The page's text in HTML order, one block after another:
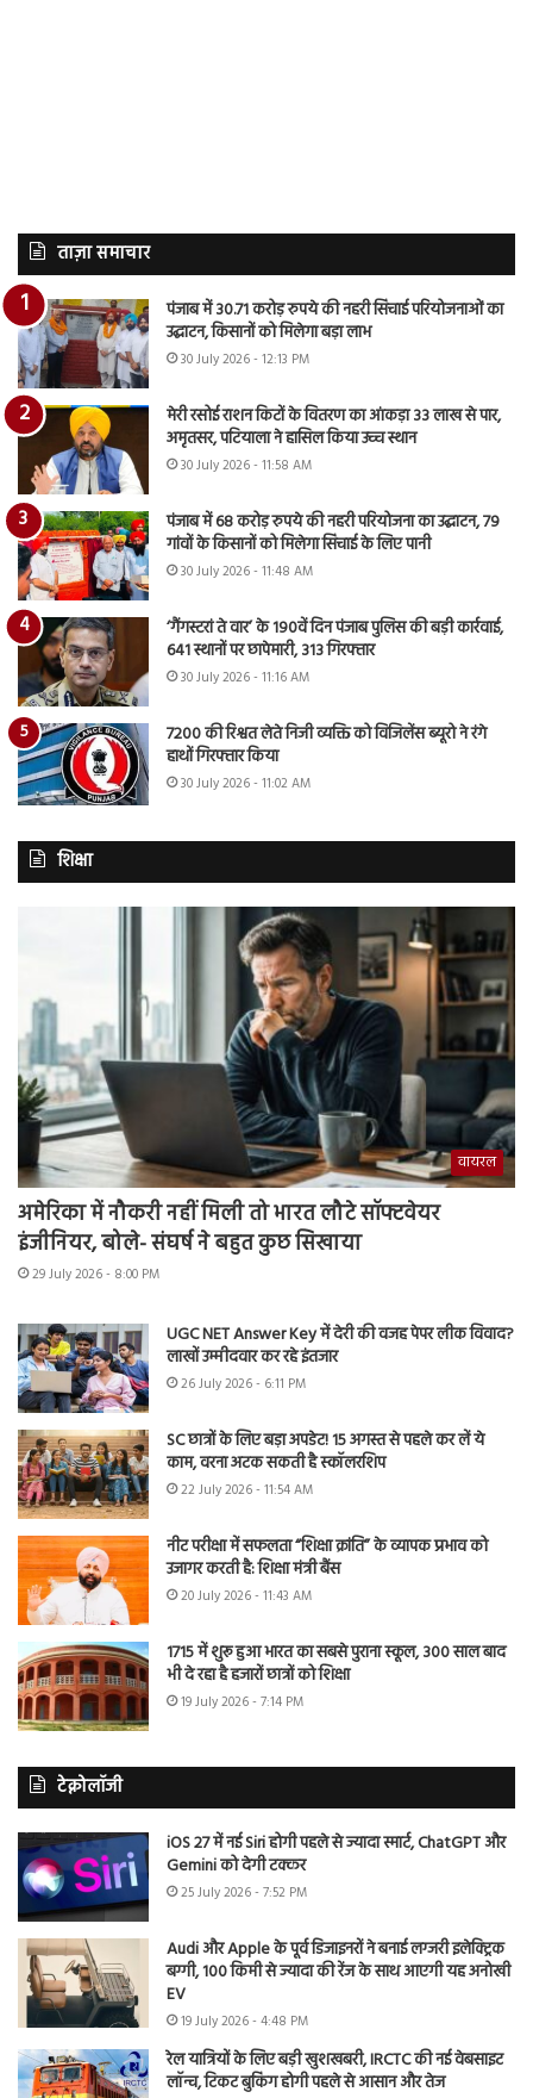
ताज़ा समाचार
पंजाब में 30.71 करोड़ रुपये की नहरी सिंचाई परियोजनाओं का
उद्घाटन, किसानों को मिलेगा बड़ा लाभ
30 July 2026 - 12:13 PM
मेरी रसोई राशन किटों के वितरण का आंकड़ा 33 लाख से पार,
अमृतसर, पटियाला ने हासिल किया उच्च स्थान
30 July 2026 - 11:58 AM
पंजाब में 68 करोड़ रुपये की नहरी परियोजना का उद्घाटन, 79
गांवों के किसानों को मिलेगा सिंचाई के लिए पानी
30 July 2026 - 11:48 AM
‘गैंगस्टरां ते वार’ के 190वें दिन पंजाब पुलिस की बड़ी कार्रवाई,
641 स्थानों पर छापेमारी, 313 गिरफ्तार
30 July 2026 - 11:16 AM
7200 की रिश्वत लेते निजी व्यक्ति को विजिलेंस ब्यूरो ने रंगे
हाथों गिरफ्तार किया
30 July 2026 - 11:02 AM
शिक्षा
वायरल
अमेरिका में नौकरी नहीं मिली तो भारत लौटे सॉफ्टवेयर
इंजीनियर, बोले- संघर्ष ने बहुत कुछ सिखाया
29 July 2026 - 8:00 PM
UGC NET Answer Key में देरी की वजह पेपर लीक विवाद?
लाखों उम्मीदवार कर रहे इंतजार
26 July 2026 - 6:11 PM
SC छात्रों के लिए बड़ा अपडेट! 15 अगस्त से पहले कर लें ये
काम, वरना अटक सकती है स्कॉलरशिप
22 July 2026 - 11:54 AM
नीट परीक्षा में सफलता “शिक्षा क्रांति” के व्यापक प्रभाव को
उजागर करती है: शिक्षा मंत्री बैंस
20 July 2026 - 11:43 AM
1715 में शुरू हुआ भारत का सबसे पुराना स्कूल, 300 साल बाद
भी दे रहा है हजारों छात्रों को शिक्षा
19 July 2026 - 7:14 PM
टेक्नोलॉजी
iOS 27 में नई Siri होगी पहले से ज्यादा स्मार्ट, ChatGPT और
Gemini को देगी टक्कर
25 July 2026 - 7:52 PM
Audi और Apple के पूर्व डिजाइनरों ने बनाई लग्जरी इलेक्ट्रिक
बग्गी, 100 किमी से ज्यादा की रेंज के साथ आएगी यह अनोखी
EV
19 July 2026 - 4:48 PM
रेल यात्रियों के लिए बड़ी खुशखबरी, IRCTC की नई वेबसाइट
लॉन्च, टिकट बुकिंग होगी पहले से आसान और तेज